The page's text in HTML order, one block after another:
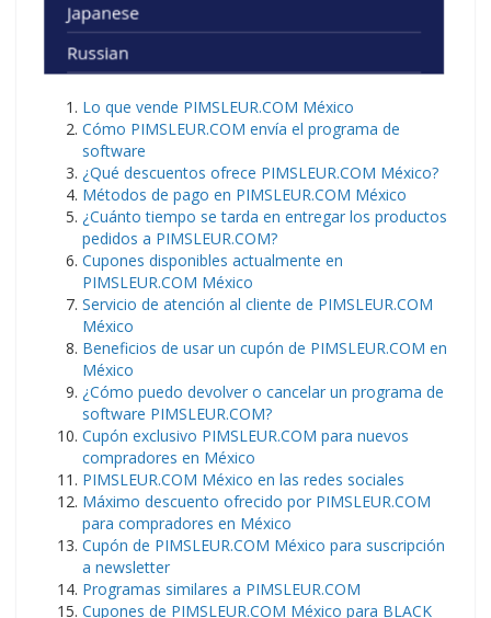
Lo que vende PIMSLEUR.COM México
Cómo PIMSLEUR.COM envía el programa de
software
¿Qué descuentos ofrece PIMSLEUR.COM México?
Métodos de pago en PIMSLEUR.COM México
¿Cuánto tiempo se tarda en entregar los productos
pedidos a PIMSLEUR.COM?
Cupones disponibles actualmente en
PIMSLEUR.COM México
Servicio de atención al cliente de PIMSLEUR.COM
México
Beneficios de usar un cupón de PIMSLEUR.COM en
México
¿Cómo puedo devolver o cancelar un programa de
software PIMSLEUR.COM?
Cupón exclusivo PIMSLEUR.COM para nuevos
compradores en México
PIMSLEUR.COM México en las redes sociales
Máximo descuento ofrecido por PIMSLEUR.COM
para compradores en México
Cupón de PIMSLEUR.COM México para suscripción
a newsletter
Programas similares a PIMSLEUR.COM
Cupones de PIMSLEUR.COM México para BLACK